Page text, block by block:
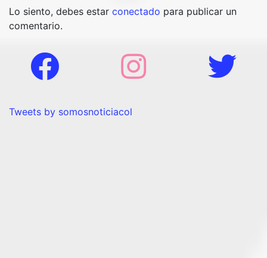
Lo siento, debes estar conectado para publicar un
comentario.
Tweets by somosnoticiacol